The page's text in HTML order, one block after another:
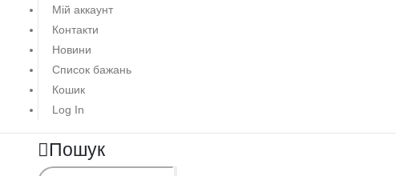
Мій аккаунт
Контакти
Новини
Список бажань
Кошик
Log In
Пошук